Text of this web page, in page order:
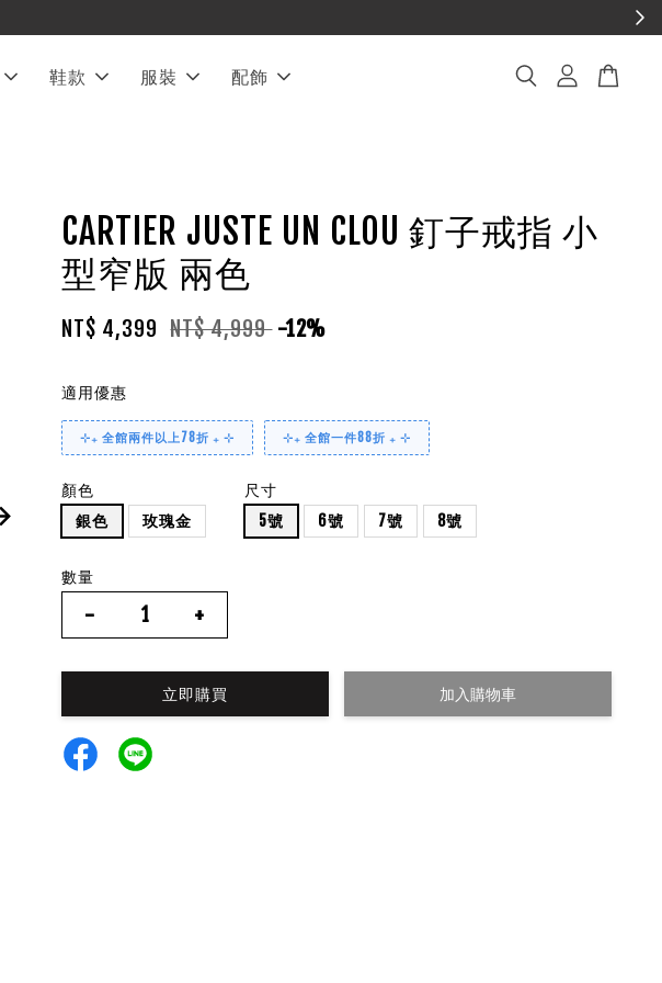
鞋款 服裝 配飾
CARTIER JUSTE UN CLOU 釘子戒指 小
型窄版 兩色
NT$ 4,399 NT$ 4,999 -12%
適用優惠
⊹₊ 全館兩件以上78折 ₊ ⊹ ⊹₊ 全館一件88折 ₊ ⊹
顏色
銀色
玫瑰金
尺寸
5號
6號 7號 8號
數量
- +
立即購買 加入購物車